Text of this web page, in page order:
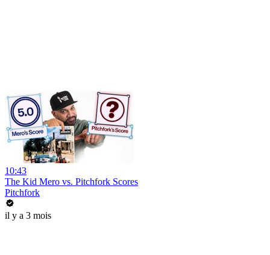
10:43
The Kid Mero vs. Pitchfork Scores
Pitchfork
il y a 3 mois